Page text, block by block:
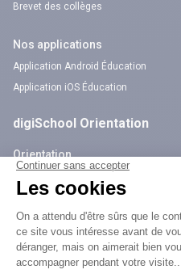
Brevet des collèges
Nos applications
Application Android Éducation
Application iOS Éducation
digiSchool Orientation
Orientation
Formations
Métiers